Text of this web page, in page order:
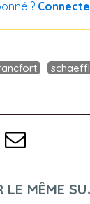
?
LE MÊME